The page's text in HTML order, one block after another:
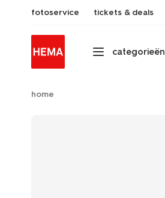
fotoservice tickets & deals
categorieën
home